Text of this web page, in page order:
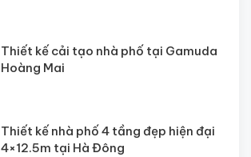
Thiết kế cải tạo nhà phố tại Gamuda
Hoàng Mai
Thiết kế nhà phố 4 tầng đẹp hiện đại
4×12.5m tại Hà Đông